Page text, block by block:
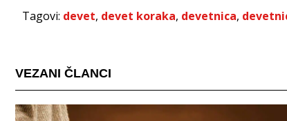
Tagovi: devet, devet koraka, devetnica,
VEZANI ČLANCI